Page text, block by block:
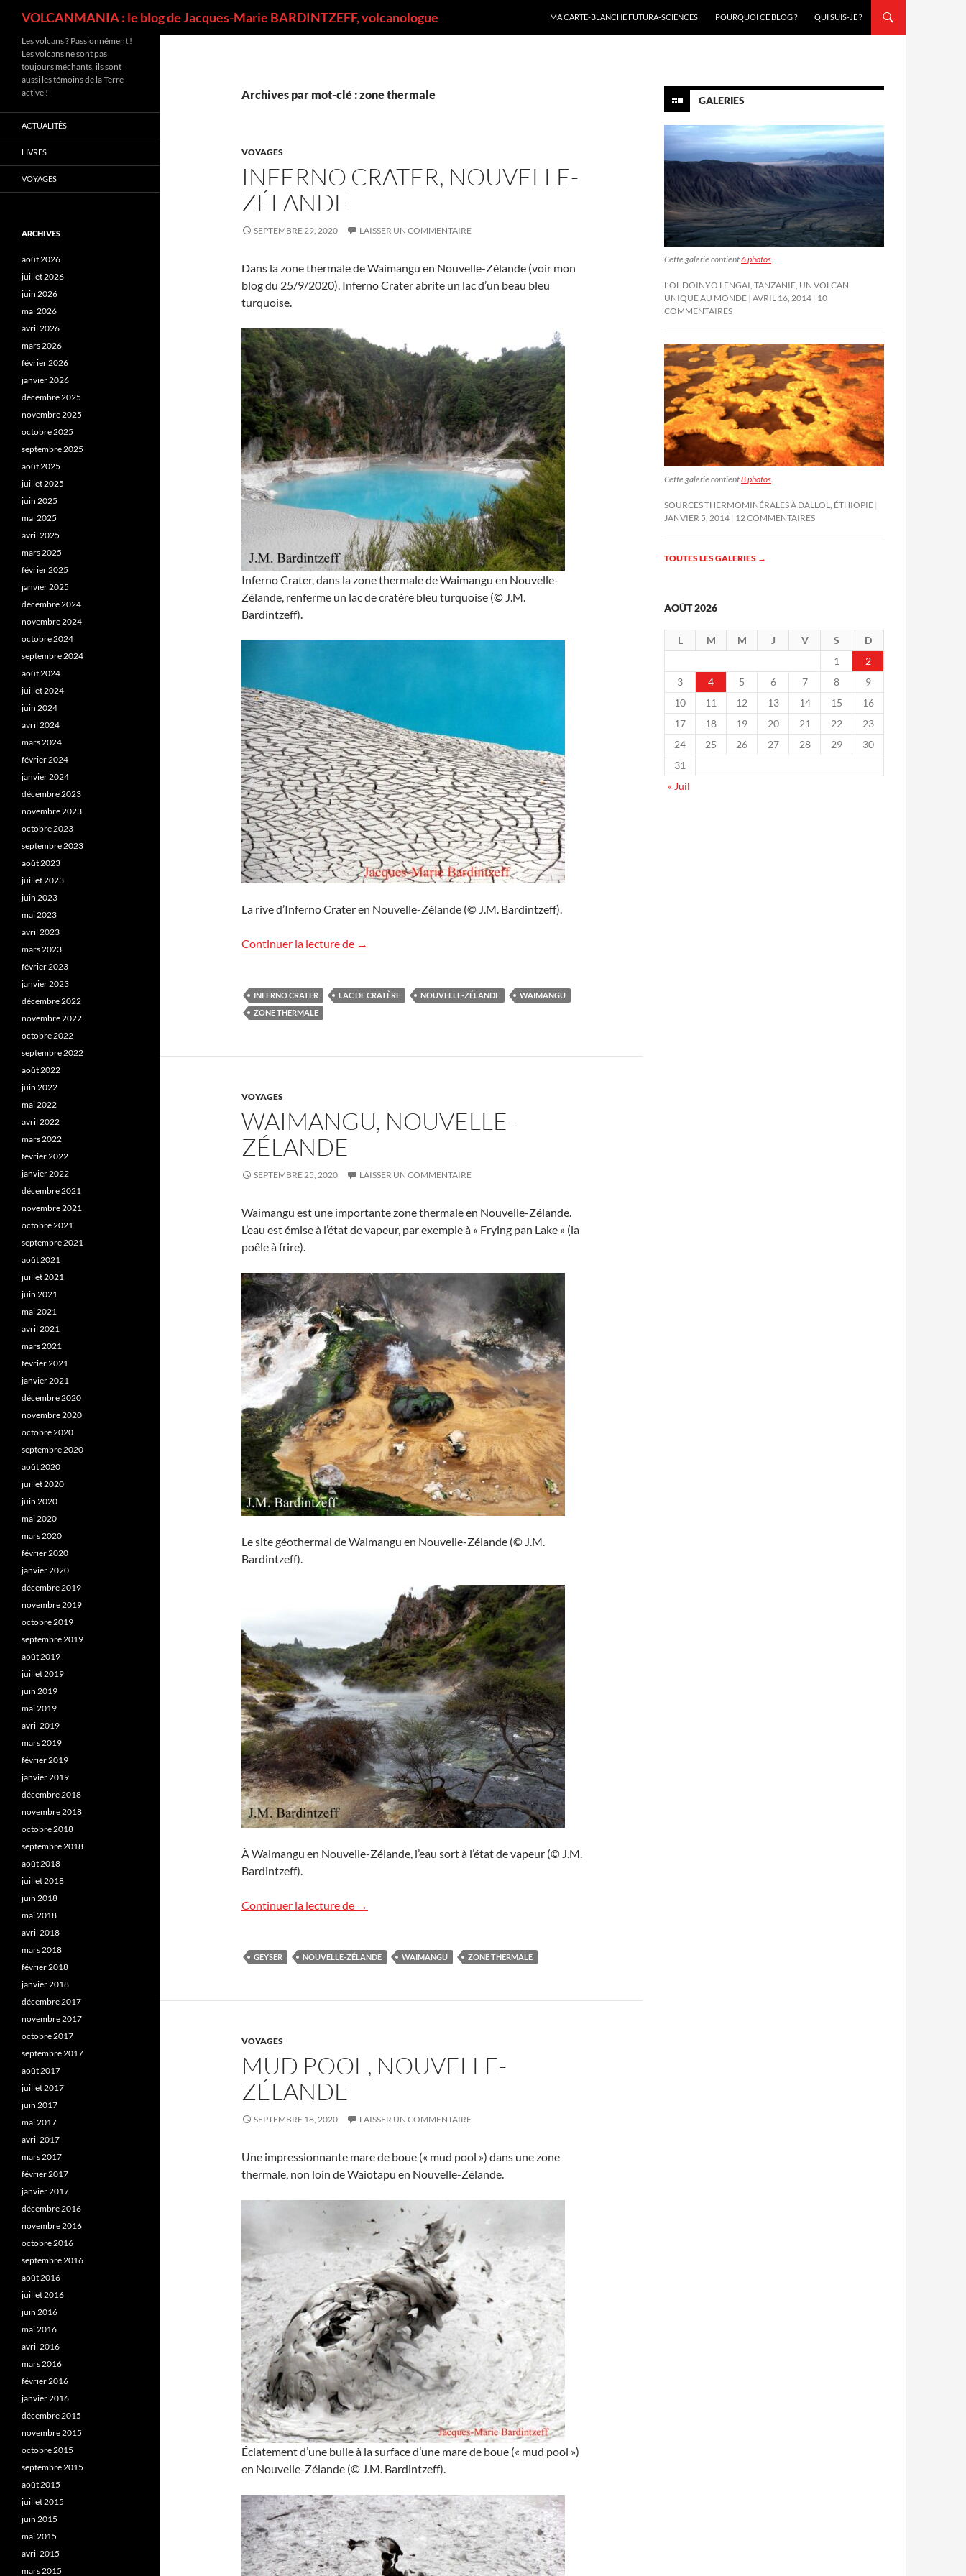
VOLCANMANIA : le blog de Jacques-Marie BARDINTZEFF, volcanologue
MA CARTE-BLANCHE FUTURA-SCIENCES
POURQUOI CE BLOG ? QUI SUIS-JE ?
Archives par mot-clé : zone thermale
VOYAGES
INFERNO CRATER, NOUVELLE-
ZÉLANDE
SEPTEMBRE 29, 2020 LAISSER UN COMMENTAIRE
Dans la zone thermale de Waimangu en Nouvelle-Zélande (voir mon
blog du 25/9/2020), Inferno Crater abrite un lac d’un beau bleu
turquoise.
Inferno Crater, dans la zone thermale de Waimangu en Nouvelle-
Zélande, renferme un lac de cratère bleu turquoise (© J.M.
Bardintzeff).
La rive d’Inferno Crater en Nouvelle-Zélande (© J.M. Bardintzeff).
Continuer la lecture de Inferno Crater, Nouvelle-Zélande
→
INFERNO CRATER LAC DE CRATÈRE NOUVELLE-ZÉLANDE
WAIMANGU
ZONE THERMALE
VOYAGES
WAIMANGU, NOUVELLE-
ZÉLANDE
SEPTEMBRE 25, 2020 LAISSER UN COMMENTAIRE
Waimangu est une importante zone thermale en Nouvelle-Zélande.
L’eau est émise à l’état de vapeur, par exemple à « Frying pan Lake » (la
poêle à frire).
Le site géothermal de Waimangu en Nouvelle-Zélande (© J.M.
Bardintzeff).
À Waimangu en Nouvelle-Zélande, l’eau sort à l’état de vapeur (© J.M.
Bardintzeff).
Continuer la lecture de Waimangu, Nouvelle-Zélande
→
GEYSER NOUVELLE-ZÉLANDE WAIMANGU ZONE THERMALE
VOYAGES
MUD POOL, NOUVELLE-
ZÉLANDE
SEPTEMBRE 18, 2020 LAISSER UN COMMENTAIRE
Une impressionnante mare de boue (« mud pool ») dans une zone
thermale, non loin de Waiotapu en Nouvelle-Zélande.
Éclatement d’une bulle à la surface d’une mare de boue (« mud pool »)
en Nouvelle-Zélande (© J.M. Bardintzeff).
GALERIES
Cette galerie contient6 photos.
L’OL DOINYO LENGAI, TANZANIE, UN VOLCAN
UNIQUE AU MONDE AVRIL 16, 2014 10
COMMENTAIRES
Cette galerie contient8 photos
SOURCES THERMOMINÉRALES À DALLOL, ÉTHIOPIE
JANVIER 5, 2014 12 COMMENTAIRES
TOUTES LES GALERIES →
AOÛT 2026
L M M J V S
D
1
2
3
4 5 6 7 8
9
10
11 12 13 14 15
16
17
18 19 20 21 22
23
24
25 26 27 28 29
30
31
« Juil
Les volcans ? Passionnément !
Les volcans ne sont pas
toujours méchants, ils sont
aussi les témoins de la Terre
active !
ACTUALITÉS
LIVRES
VOYAGES
ARCHIVES
août 2026
juillet 2026
juin 2026
mai 2026
avril 2026
mars 2026
février 2026
janvier 2026
décembre 2025
novembre 2025
octobre 2025
septembre 2025
août 2025
juillet 2025
juin 2025
mai 2025
avril 2025
mars 2025
février 2025
janvier 2025
décembre 2024
novembre 2024
octobre 2024
septembre 2024
août 2024
juillet 2024
juin 2024
avril 2024
mars 2024
février 2024
janvier 2024
décembre 2023
novembre 2023
octobre 2023
septembre 2023
août 2023
juillet 2023
juin 2023
mai 2023
avril 2023
mars 2023
février 2023
janvier 2023
décembre 2022
novembre 2022
octobre 2022
septembre 2022
août 2022
juin 2022
mai 2022
avril 2022
mars 2022
février 2022
janvier 2022
décembre 2021
novembre 2021
octobre 2021
septembre 2021
août 2021
juillet 2021
juin 2021
mai 2021
avril 2021
mars 2021
février 2021
janvier 2021
décembre 2020
novembre 2020
octobre 2020
septembre 2020
août 2020
juillet 2020
juin 2020
mai 2020
mars 2020
février 2020
janvier 2020
décembre 2019
novembre 2019
octobre 2019
septembre 2019
août 2019
juillet 2019
juin 2019
mai 2019
avril 2019
mars 2019
février 2019
janvier 2019
décembre 2018
novembre 2018
octobre 2018
septembre 2018
août 2018
juillet 2018
juin 2018
mai 2018
avril 2018
mars 2018
février 2018
janvier 2018
décembre 2017
novembre 2017
octobre 2017
septembre 2017
août 2017
juillet 2017
juin 2017
mai 2017
avril 2017
mars 2017
février 2017
janvier 2017
décembre 2016
novembre 2016
octobre 2016
septembre 2016
août 2016
juillet 2016
juin 2016
mai 2016
avril 2016
mars 2016
février 2016
janvier 2016
décembre 2015
novembre 2015
octobre 2015
septembre 2015
août 2015
juillet 2015
juin 2015
mai 2015
avril 2015
mars 2015